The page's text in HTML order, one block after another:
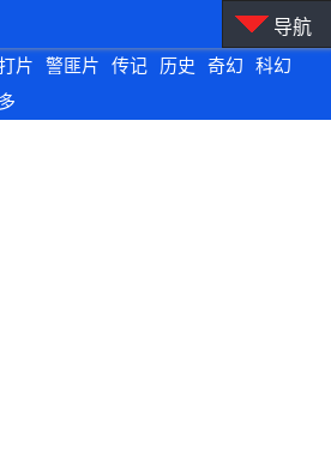
片 警匪片 传记 历史 奇幻
科幻
导航